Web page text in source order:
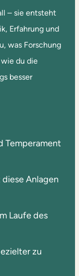
– sie entsteht
Erfahrung und
was Forschung
du die
besser
Temperament
Anlagen
Laufe des
zu